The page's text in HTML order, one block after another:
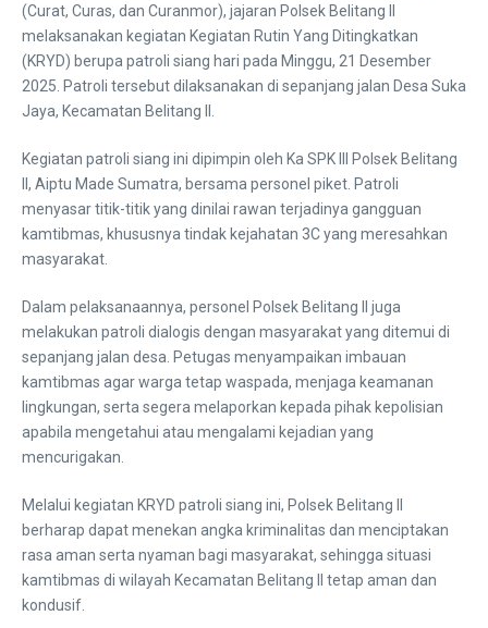
(Curat, Curas, dan Curanmor), jajaran Polsek Belitang II
melaksanakan kegiatan Kegiatan Rutin Yang Ditingkatkan
(KRYD) berupa patroli siang hari pada Minggu, 21 Desember
2025. Patroli tersebut dilaksanakan di sepanjang jalan Desa Suka
Jaya, Kecamatan Belitang II.
Kegiatan patroli siang ini dipimpin oleh Ka SPK III Polsek Belitang
II, Aiptu Made Sumatra, bersama personel piket. Patroli
menyasar titik-titik yang dinilai rawan terjadinya gangguan
kamtibmas, khususnya tindak kejahatan 3C yang meresahkan
masyarakat.
Dalam pelaksanaannya, personel Polsek Belitang II juga
melakukan patroli dialogis dengan masyarakat yang ditemui di
sepanjang jalan desa. Petugas menyampaikan imbauan
kamtibmas agar warga tetap waspada, menjaga keamanan
lingkungan, serta segera melaporkan kepada pihak kepolisian
apabila mengetahui atau mengalami kejadian yang
mencurigakan.
Melalui kegiatan KRYD patroli siang ini, Polsek Belitang II
berharap dapat menekan angka kriminalitas dan menciptakan
rasa aman serta nyaman bagi masyarakat, sehingga situasi
kamtibmas di wilayah Kecamatan Belitang II tetap aman dan
kondusif.